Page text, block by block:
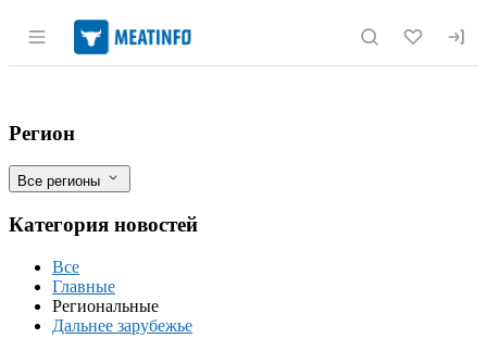
Раздел навигации по сайту
Астраханская область
Фильтры
Регион
Все регионы
Категория новостей
Все
Главные
Региональные
Дальнее зарубежье